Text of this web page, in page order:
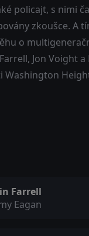
policajt, s nimi
zkoušce. A
o
Jon Voight a
Farrell
Eagan